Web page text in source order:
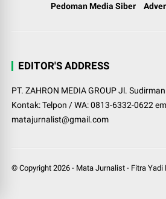
Pedoman Media Siber
EDITOR'S ADDRESS
PT. ZAHRON MEDIA GROUP Jl.
Kontak: Telpon / WA: 0813-6332-0622
matajurnalist@gmail.com
© Copyright2026 - Mata Jurnalist - Fitra Yadi